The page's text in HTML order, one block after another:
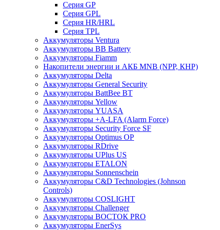
Cерия GP
Серия GPL
Серия HR/HRL
Серия TPL
Аккумуляторы Ventura
Аккумуляторы BB Battery
Аккумуляторы Fiamm
Накопители энергии и АКБ MNB (NPP, КНР)
Аккумуляторы Delta
Аккумуляторы General Security
Аккумуляторы BattBee BT
Аккумуляторы Yellow
Аккумуляторы YUASA
Аккумуляторы +A-LFA (Alarm Force)
Аккумуляторы Security Force SF
Аккумуляторы Optimus OP
Аккумуляторы RDrive
Аккумуляторы UPlus US
Аккумуляторы ETALON
Аккумуляторы Sonnenschein
Аккумуляторы С&D Technologies (Johnson
Controls)
Аккумуляторы COSLIGHT
Аккумуляторы Challenger
Аккумуляторы ВОСТОК PRO
Аккумуляторы EnerSys